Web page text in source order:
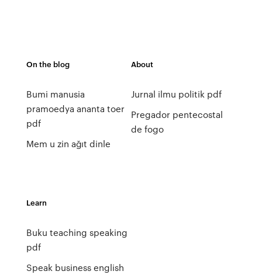
On the blog
Bumi manusia
pramoedya ananta toer
pdf
Mem u zin ağıt dinle
About
Jurnal ilmu politik pdf
Pregador pentecostal
de fogo
Learn
Buku teaching speaking
pdf
Speak business english